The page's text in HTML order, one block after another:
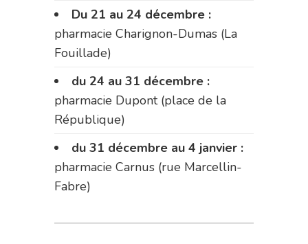
Du 21 au 24 décembre :
pharmacie Charignon-Dumas (La
Fouillade)
du 24 au 31 décembre :
pharmacie Dupont (place de la
République)
du 31 décembre au 4 janvier :
pharmacie Carnus (rue Marcellin-
Fabre)